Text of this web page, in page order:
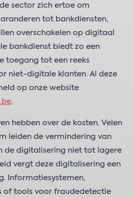
sector zich ertoe om
tot bankdiensten,
overschakelen op digitaal
bankdienst biedt zo een
toegang tot een reeks
niet-digitale klanten. Al deze
op onze website
.
hebben over de kosten. Velen
leiden de vermindering van
de digitalisering niet tot lagere
vergt deze digitalisering een
Informatiesystemen,
of tools voor fraudedetectie